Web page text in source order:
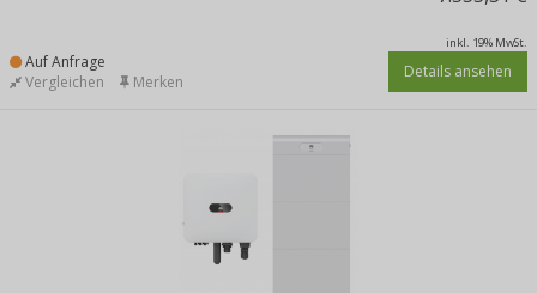
inkl. 19% MwSt.
Auf Anfrage Details ansehen
Vergleichen Merken